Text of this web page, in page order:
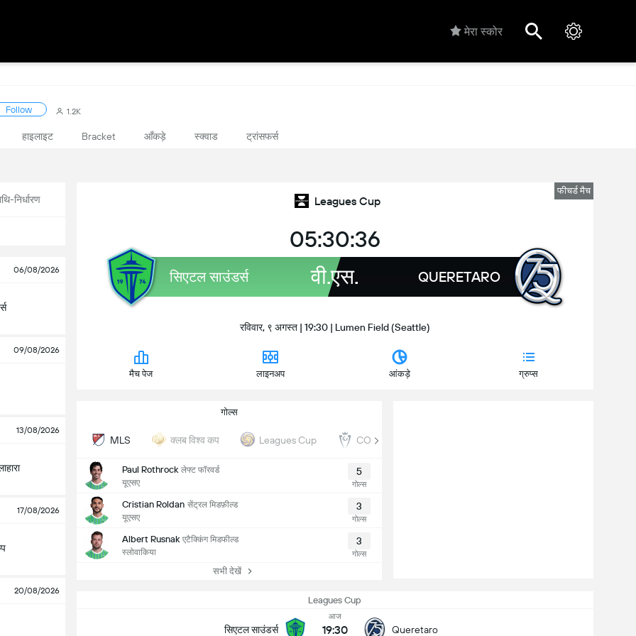
मेरा स्कोर
Follow 1.2K
हाइलाइट Bracket आँकड़े स्क्वाड ट्रांसफर्स
निर्धारण
06/08/2026
09/08/2026
13/08/2026
17/08/2026
20/08/2026
फीचर्ड मैच
Leagues Cup
05:30:36
सिएटल साउंडर्स वी.एस. QUERETARO
रविवार, ९ अगस्त | 19:30 | Lumen Field (Seattle)
मैच पेज लाइनअप आंकड़े ग्रुप्स
गोल्स
MLS क्लब विश्व कप Leagues Cup CONCACAF Champions Cup
Paul Rothrock लेफ्ट फॉरवर्ड
यूएसए
5
गोल्स
Cristian Roldan सेंट्रल मिडफ़ील्ड
यूएसए
3
गोल्स
Albert Rusnak एटैक्किंग मिडफील्ड
स्लोवाकिया
3
गोल्स
सभी देखें
Leagues Cup
सिएटल साउंडर्स
आज
19:30 Queretaro